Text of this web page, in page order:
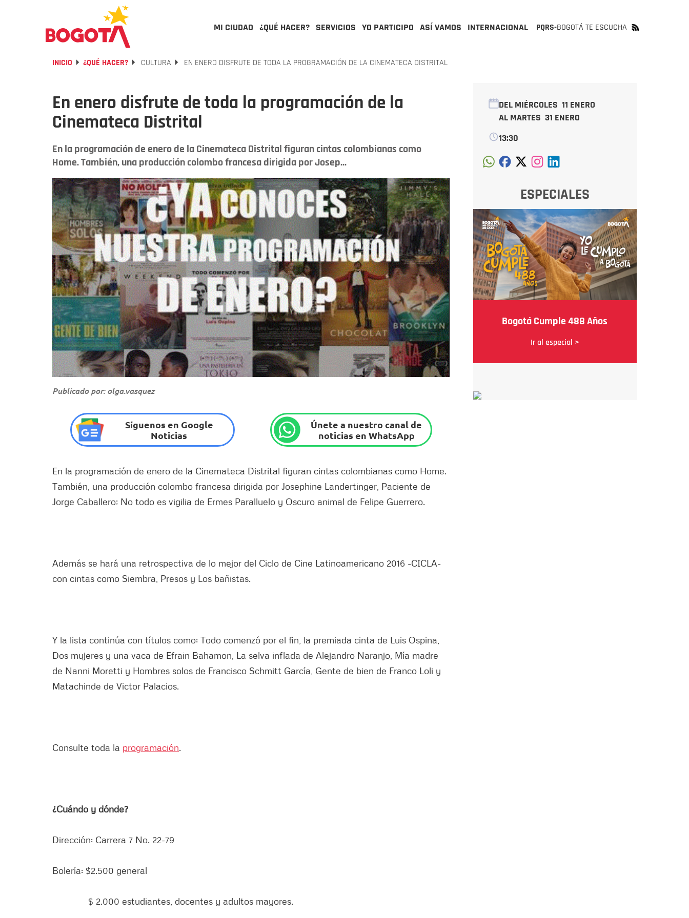
MI CIUDAD ¿QUÉ HACER? SERVICIOS YO PARTICIPO ASÍ VAMOS INTERNACIONAL PQRS-BOGOTÁ TE ESCUCHA
INICIO ¿QUÉ HACER? CULTURA EN ENERO DISFRUTE DE TODA LA PROGRAMACIÓN DE LA CINEMATECA DISTRITAL
En enero disfrute de toda la programación de la
Cinemateca Distrital
En la programación de enero de la Cinemateca Distrital figuran cintas colombianas como
Home. También, una producción colombo francesa dirigida por Josep...
Publicado por: olga.vasquez
Síguenos en Google
Noticias
Únete a nuestro canal de
noticias en WhatsApp
En la programación de enero de la Cinemateca Distrital figuran cintas colombianas como Home.
También, una producción colombo francesa dirigida por Josephine Landertinger, Paciente de
Jorge Caballero; No todo es vigilia de Ermes Paralluelo y Oscuro animal de Felipe Guerrero.
Además se hará una retrospectiva de lo mejor del Ciclo de Cine Latinoamericano 2016 -CICLA-
con cintas como Siembra, Presos y Los bañistas.
Y la lista continúa con títulos como: Todo comenzó por el fin, la premiada cinta de Luis Ospina,
Dos mujeres y una vaca de Efrain Bahamon, La selva inflada de Alejandro Naranjo, Mía madre
de Nanni Moretti y Hombres solos de Francisco Schmitt García, Gente de bien de Franco Loli y
Matachinde de Victor Palacios.
Consulte toda la programación.
¿Cuándo y dónde?
Dirección: Carrera 7 No. 22-79
Bolería: $2.500 general
$ 2.000 estudiantes, docentes y adultos mayores.
DEL MIÉRCOLES 11 ENERO
AL MARTES 31 ENERO
13:30
ESPECIALES
Bogotá Cumple 488 Años
Ir al especial >